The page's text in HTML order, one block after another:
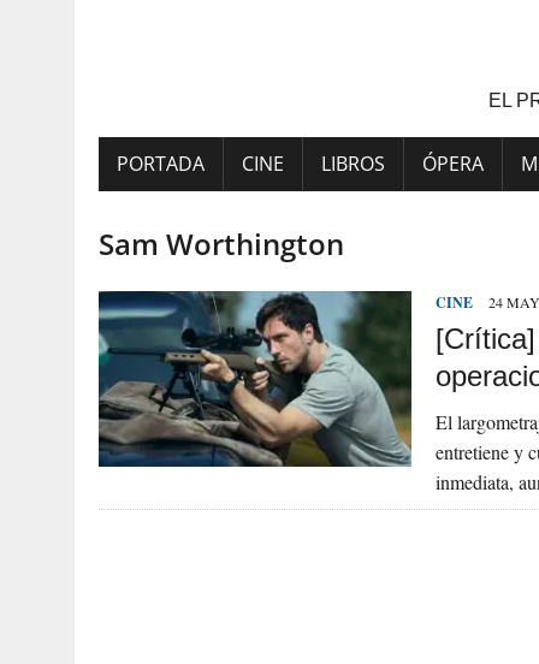
EL
PORTADA CINE LIBROS ÓPERA
Sam Worthington
CINE 24
El
entretiene y
inmediata,